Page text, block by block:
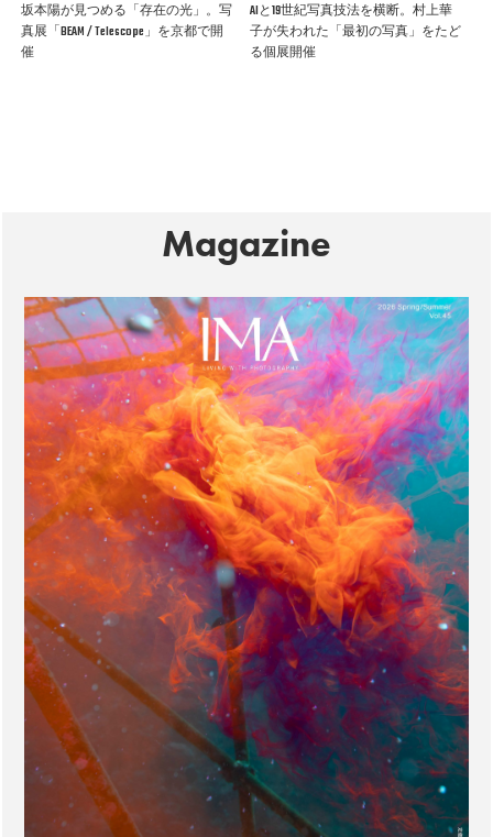
坂本陽が見つめる「存在の光」。写
真展「BEAM / Telescope」を京都で開
催
AIと19世紀写真技法を横断。村上華
子が失われた「最初の写真」をたど
る個展開催
Magazine